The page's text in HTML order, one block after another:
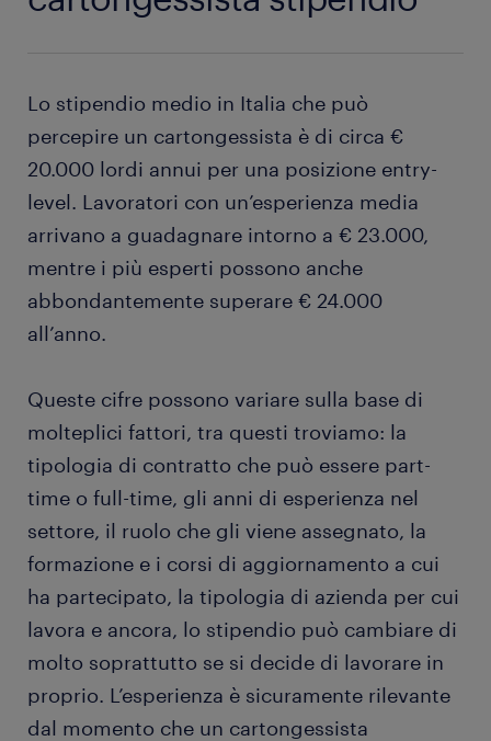
Lo stipendio medio in Italia che può
percepire un cartongessista è di circa €
20.000 lordi annui per una posizione entry-
level. Lavoratori con un’esperienza media
arrivano a guadagnare intorno a € 23.000,
mentre i più esperti possono anche
abbondantemente superare € 24.000
all’anno.
Queste cifre possono variare sulla base di
molteplici fattori, tra questi troviamo: la
tipologia di contratto che può essere part-
time o full-time, gli anni di esperienza nel
settore, il ruolo che gli viene assegnato, la
formazione e i corsi di aggiornamento a cui
ha partecipato, la tipologia di azienda per cui
lavora e ancora, lo stipendio può cambiare di
molto soprattutto se si decide di lavorare in
proprio. L’esperienza è sicuramente rilevante
dal momento che un cartongessista